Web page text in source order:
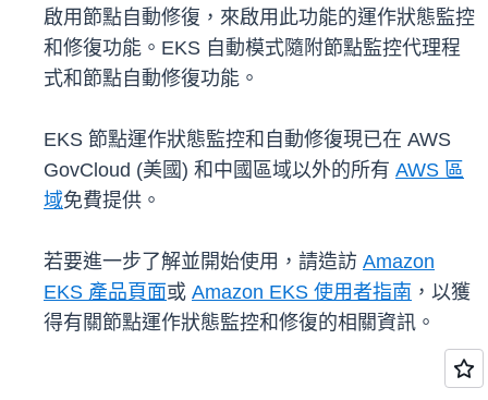
啟用節點自動修復，來啟用此功能的運作狀態監控
和修復功能。EKS 自動模式隨附節點監控代理程
式和節點自動修復功能。
EKS 節點運作狀態監控和自動修復現已在 AWS
GovCloud (美國) 和中國區域以外的所有 AWS 區
域免費提供。
若要進一步了解並開始使用，請造訪 Amazon
EKS 產品頁面或 Amazon EKS 使用者指南 ，以獲
得有關節點運作狀態監控和修復的相關資訊。